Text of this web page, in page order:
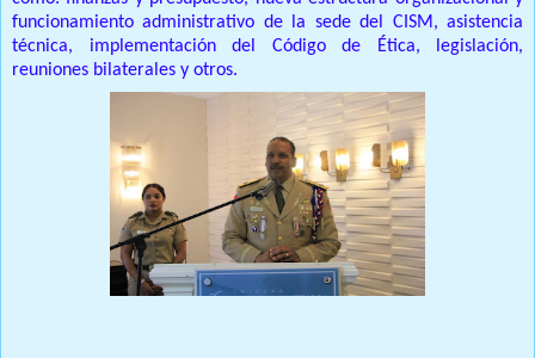
funcionamiento administrativo de la sede del CISM, asistencia
técnica, implementación del Código de Ética, legislación,
reuniones bilaterales y otros.